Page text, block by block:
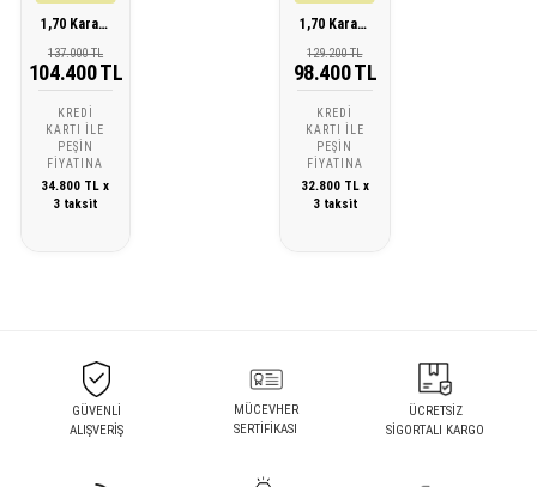
1,70 Karat Pırlanta Zümrüt Kolye
137.000 TL
104.400 TL
KREDI
KARTI ILE
PEŞIN
FIYATINA
34.800 TL x
3 taksit
1,70 Karat Pırlanta Safir Kolye
129.200 TL
98.400 TL
KREDI
KARTI ILE
PEŞIN
FIYATINA
32.800 TL x
3 taksit
GÜVENLİ
ALIŞVERİŞ
MÜCEVHER
SERTİFİKASI
ÜCRETSİZ
SİGORTALI KARGO